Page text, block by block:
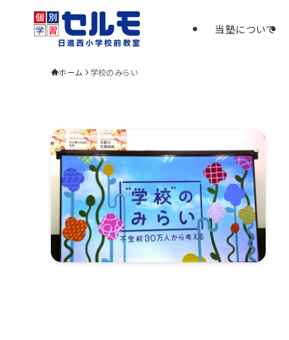
当塾について
ホーム 学校のみらい